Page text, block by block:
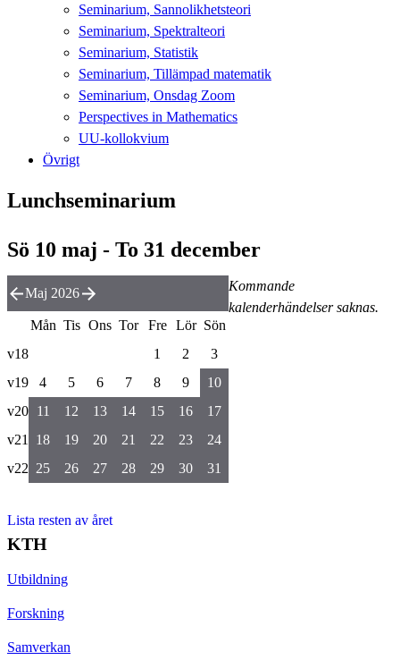
Seminarium, Sannolikhetsteori
Seminarium, Spektralteori
Seminarium, Statistik
Seminarium, Tillämpad matematik
Seminarium, Onsdag Zoom
Perspectives in Mathematics
UU-kollokvium
Övrigt
Lunchseminarium
Sö 10 maj - To 31 december
Kommande
kalenderhändelser saknas.
Maj 2026
Mån Tis Ons Tor Fre Lör Sön
v18
1 2
3
v19
4 5 6 7 8 9
10
v20 11 12 13 14 15 16
17
v21
18 19 20 21 22 23
24
v22 25 26 27 28 29 30 31
Lista resten av året
KTH
Utbildning
Forskning
Samverkan